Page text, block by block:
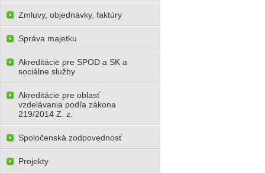
Zmluvy, objednávky, faktúry
Správa majetku
Akreditácie pre SPOD a SK a
sociálne služby
Akreditácie pre oblasť
vzdelávania podľa zákona
219/2014 Z. z.
Spoločenská zodpovednosť
Projekty